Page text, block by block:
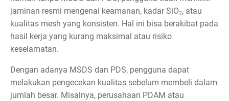
jaminan resmi mengenai keamanan, kadar SiO₂, atau
kualitas mesh yang konsisten. Hal ini bisa berakibat pada
hasil kerja yang kurang maksimal atau risiko
keselamatan.
Dengan adanya MSDS dan PDS, pengguna dapat
melakukan pengecekan kualitas sebelum membeli dalam
jumlah besar. Misalnya, perusahaan PDAM atau